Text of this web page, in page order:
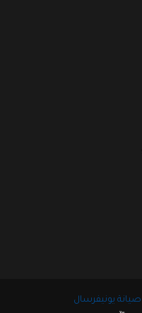
صيانة يونيفرسال